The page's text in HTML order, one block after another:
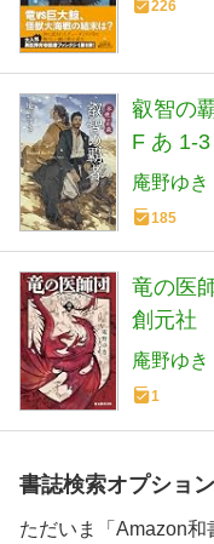
226
叡智の
F あ 1-
庵野ゆき
185
竜の医
創元社
庵野ゆき
1
書誌検索オプショ
ただいま「Amazon和